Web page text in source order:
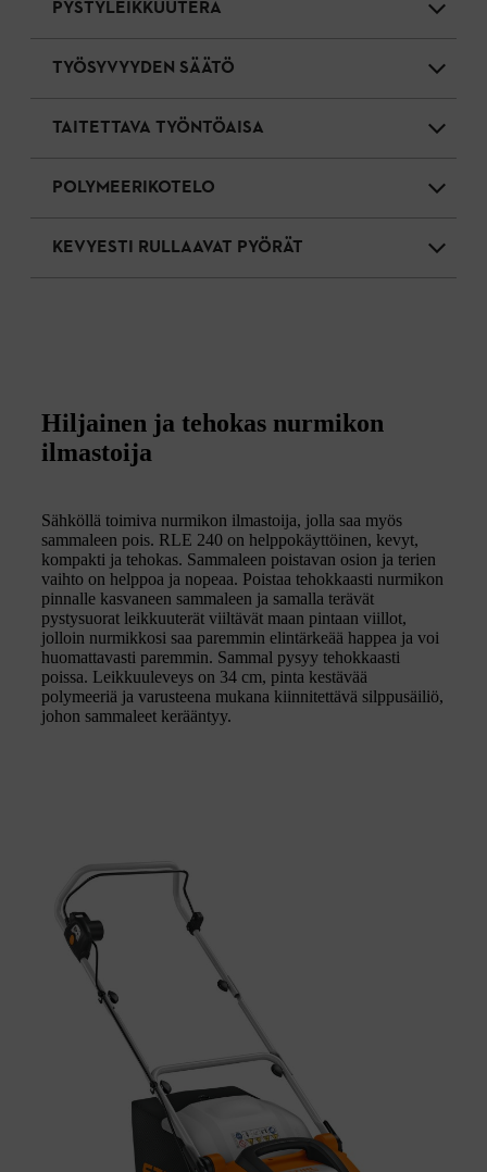
PYSTYLEIKKUUTERÄ
TYÖSYVYYDEN SÄÄTÖ
TAITETTAVA TYÖNTÖAISA
POLYMEERIKOTELO
KEVYESTI RULLAAVAT PYÖRÄT
Hiljainen ja tehokas nurmikon
ilmastoija
Sähköllä toimiva nurmikon ilmastoija, jolla saa myös
sammaleen pois. RLE 240 on helppokäyttöinen, kevyt,
kompakti ja tehokas. Sammaleen poistavan osion ja terien
vaihto on helppoa ja nopeaa. Poistaa tehokkaasti nurmikon
pinnalle kasvaneen sammaleen ja samalla terävät
pystysuorat leikkuuterät viiltävät maan pintaan viillot,
jolloin nurmikkosi saa paremmin elintärkeää happea ja voi
huomattavasti paremmin. Sammal pysyy tehokkaasti
poissa. Leikkuuleveys on 34 cm, pinta kestävää
polymeeriä ja varusteena mukana kiinnitettävä silppusäiliö,
johon sammaleet kerääntyy.